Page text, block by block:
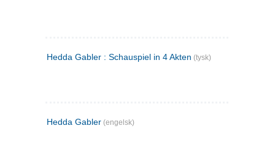
Hedda Gabler : Schauspiel in 4 Akten (tysk)
Hedda Gabler (engelsk)